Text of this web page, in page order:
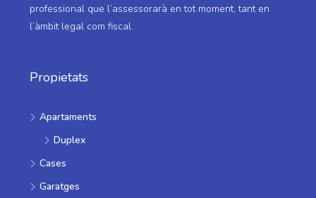
professional que l’assessorarà en tot moment, tant en
l’àmbit legal com fiscal.
Propietats
Apartaments
Duplex
Cases
Garatges